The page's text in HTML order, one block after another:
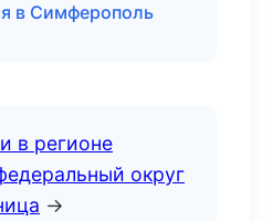
в Симферополь
в регионе
округ
→